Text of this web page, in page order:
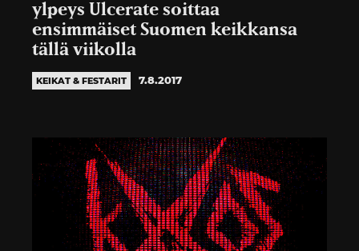
ylpeys Ulcerate soittaa
ensimmäiset Suomen keikkansa
tällä viikolla
KEIKAT & FESTARIT 7.8.2017